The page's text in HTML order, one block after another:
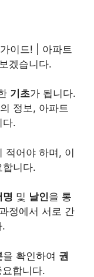
이드! | 아파트
겠습니다.
기초가 됩니다.
의 정보, 아파트
다.
적어야 하며, 이
니다.
명 및 날인을 통
정에서 서로 간
.
을 확인하여 권
합니다.